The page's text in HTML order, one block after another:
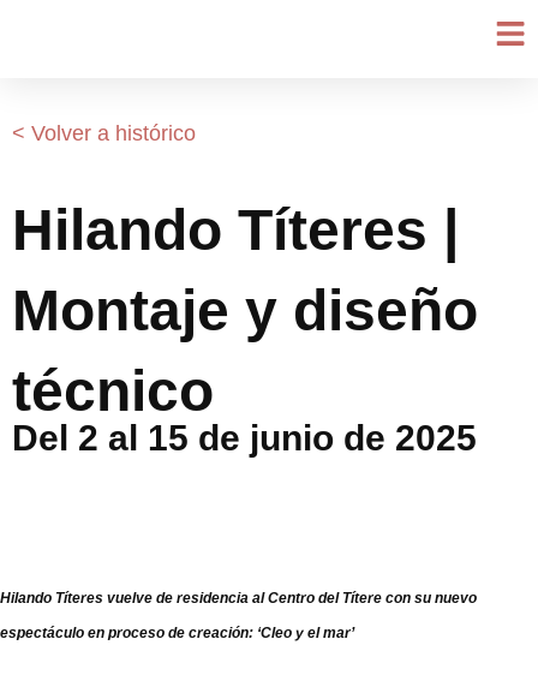
< Volver a histórico
Hilando Títeres |
Montaje y diseño
técnico
Del 2 al 15 de junio de 2025
Hilando Títeres vuelve de residencia al Centro del Títere con su nuevo
espectáculo en proceso de creación: ‘Cleo y el mar’